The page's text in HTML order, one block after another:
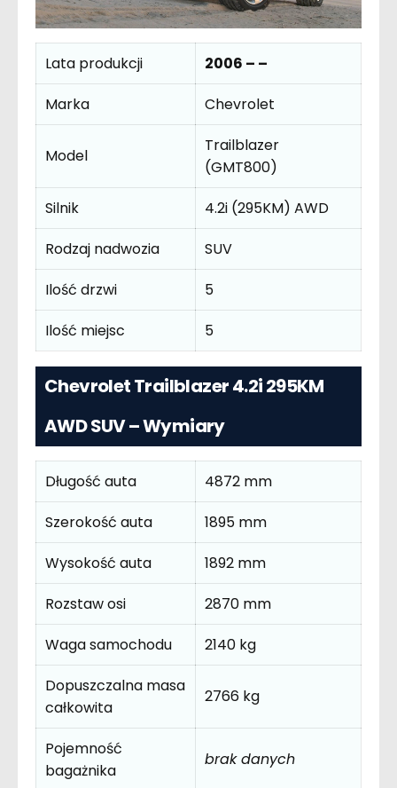
Lata produkcji
2006 – –
Marka
Chevrolet
Model
Trailblazer
(GMT800)
Silnik
4.2i (295KM) AWD
Rodzaj nadwozia
SUV
Ilość drzwi
5
Ilość miejsc
5
Chevrolet Trailblazer 4.2i 295KM
AWD SUV – Wymiary
Długość auta
4872 mm
Szerokość auta
1895 mm
Wysokość auta
1892 mm
Rozstaw osi
2870 mm
Waga samochodu
2140 kg
Dopuszczalna masa
całkowita
2766 kg
Pojemność
bagażnika
brak danych